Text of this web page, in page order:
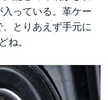
っている。革ケー
とりあえず手元に
ね。